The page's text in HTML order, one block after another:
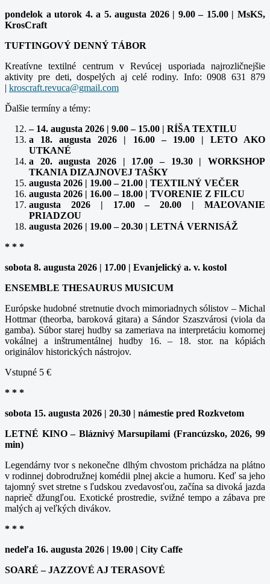
pondelok a utorok 4. a 5. augusta 2026 | 9.00 – 15.00 | MsKS,
KrosCraft
TUFTINGOVÝ DENNÝ TÁBOR
Kreatívne textilné centrum v Revúcej usporiada najrozličnejšie
aktivity pre deti, dospelých aj celé rodiny. Info: 0908 631 879
|
Ďalšie termíny a témy:
– 14. augusta 2026 | 9.00 – 15.00 | RÍŠA TEXTILU
a 18. augusta 2026 | 16.00 – 19.00 | LETO AKO
UTKANÉ
a 20. augusta 2026 | 17.00 – 19.30 | WORKSHOP
TKANIA DIZAJNOVEJ TAŠKY
augusta 2026 | 19.00 – 21.00 | TEXTILNÝ VEČER
augusta 2026 | 16.00 – 18.00 | TVORENIE Z FILCU
augusta 2026 | 17.00 – 20.00 | MAĽOVANIE
PRIADZOU
augusta 2026 | 19.00 – 20.30 | LETNÁ VERNISÁŽ
* * *
sobota 8. augusta 2026 | 17.00 | Evanjelický a. v. kostol
ENSEMBLE THESAURUS MUSICUM
Európske hudobné stretnutie dvoch mimoriadnych sólistov – Michal
Hottmar (theorba, baroková gitara) a Sándor Szaszvárosi (viola da
gamba). Súbor starej hudby sa zameriava na interpretáciu komornej
vokálnej a inštrumentálnej hudby 16. – 18. stor. na kópiách
originálov historických nástrojov.
Vstupné 5 €
* * *
sobota 15. augusta 2026 | 20.30 | námestie pred Rozkvetom
LETNÉ KINO – Bláznivý Marsupilami (Francúzsko, 2026, 99
min)
Legendárny tvor s nekonečne dlhým chvostom prichádza na plátno
v rodinnej dobrodružnej komédii plnej akcie a humoru. Keď sa jeho
tajomný svet stretne s ľudskou zvedavosťou, začína sa divoká jazda
naprieč džungľou. Exotické prostredie, svižné tempo a zábava pre
malých aj veľkých divákov.
* * *
nedeľa 16. augusta 2026 | 19.00 | City Caffe
SOARÉ – JAZZOVÉ AJ TERASOVÉ